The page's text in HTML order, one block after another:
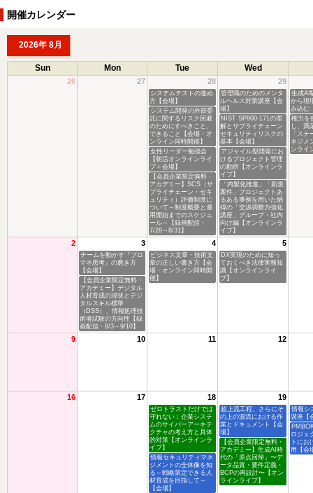
開催カレンダー
2026年 8月
Sun Mon Tue Wed
26 27 28 29
2 3 4 5
9 10 11 12
16 17 18 19
システムテストの進め
方【会場】
管理職のためのメンタ
ルヘルス対策講座【会
場】
生成AI
から現
み込む
システム開発の外部委
託に関するリスク回避
のためにすべきこと、
できること【会場・オ
ンライン同時開催】
NIST SP800-171の理
解とサプライチェーン
セキュリティリスクの
基本【会場】
権力を
し、満
「ス
ネジメ
ンライ
女性リーダー勉強会
【朝活オンラインライ
ブ＋会場】
アジャイル型開発にお
けるプロジェクト管理
の勘所【オンラインラ
イブ】
【会員企業限定無料・
アカデミー】SCS（サ
プライチェーン・セキ
ュリティ）評価制度に
ついて～制度概要と運
用開始までのスケジュ
ール～【録画配信・
7/28～8/31】
「内製化推進」「新規
案件」プロジェクトあ
るある事例を用いた納
得の「交渉調整力強化
講座」グループ・社内
向け編【オンラインラ
イブ】
チームを動かす『プロ
マネ思考』の磨き方
【会場】
ビジネス文章・技術文
章の正しい書き方【会
場・オンライン同時開
催】
DX実現のために知っ
ておくべき法律実務知
識【オンラインライ
ブ】
【会員企業限定無料・
アカデミー】デジタル
人材育成の現状とデジ
タルスキル標準
（DSS）、情報処理技
術者試験の方向性【録
画配信・8/3～9/10】
情報シ
講座【
ゼロトラストだけでは
守れない：企業システ
ムのサイバーアーキテ
クチャの考え方と具体
的対策【オンラインラ
イブ】
超上流工程、さらにそ
の上の源流における作
業とドキュメント【会
場】
情報セキュリティマネ
ジメントの全体像を知
る～戦略策定できる人
材育成を目指して～
【会場】
【会員企業限定無料・
アカデミー】生成AI時
代の「原点回帰」〜デ
ータ品質・要件定義・
BCPの再設計〜【オン
ラインライブ】
ロジェ
トにお
用【会